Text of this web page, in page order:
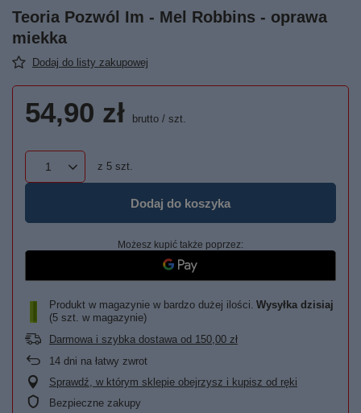
Teoria Pozwól Im - Mel Robbins - oprawa
miekka
Dodaj do listy zakupowej
54,90 zł brutto / szt.
z 5 szt.
Dodaj do koszyka
Możesz kupić także poprzez:
Produkt w magazynie w bardzo dużej ilości Wysyłka dzisiaj
(5 szt. w magazynie)
Darmowa i szybka dostawa od 150,00 zł
14 dni na łatwy zwrot
Sprawdź, w którym sklepie obejrzysz i kupisz od ręki
Bezpieczne zakupy